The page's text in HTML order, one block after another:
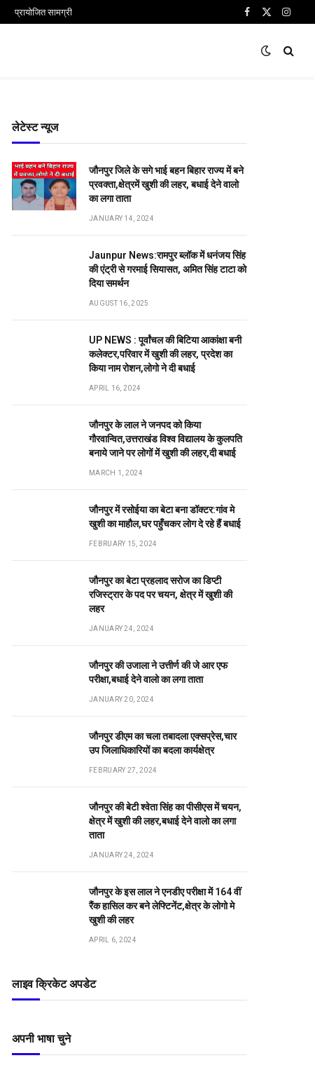
प्रायोजित सामग्री Facebook
X
लेटेस्ट न्यूज
जौनपुर जिले के सगे भाई बहन बिहार राज्य में बने
प्रवक्ता,क्षेत्रमें खुशी की लहर, बधाई देने वालो
का लगा ताता
JANUARY 14, 2024
Jaunpur News:रामपुर ब्लॉक में धनंजय सिंह
की एंट्री से गरमाई सियासत, अमित सिंह टाटा को
दिया समर्थन
AUGUST 16, 2025
UP NEWS : पूर्वांचल की बिटिया आकांक्षा बनी
कलेक्टर,परिवार में खुशी की लहर, प्रदेश का
किया नाम रोशन,लोगो ने दी बधाई
APRIL 16, 2024
जौनपुर के लाल ने जनपद को किया
गौरवान्वित,उत्तराखंड विश्व विद्यालय के कुलपति
बनाये जाने पर लोगों में खुशी की लहर,दी बधाई
MARCH 1, 2024
जौनपुर में रसोईया का बेटा बना डॉक्टर:गांव मे
खुशी का माहौल,घर पहुँचकर लोग दे रहे हैं बधाई
FEBRUARY 15, 2024
जौनपुर का बेटा प्रहलाद सरोज का डिप्टी
रजिस्ट्रार के पद पर चयन, क्षेत्र में खुशी की
लहर
JANUARY 24, 2024
जौनपुर की उजाला ने उत्तीर्ण की जे आर एफ
परीक्षा,बधाई देने वालो का लगा ताता
JANUARY 20, 2024
जौनपुर डीएम का चला तबादला एक्सप्रेस,चार
उप जिलाधिकारियों का बदला कार्यक्षेत्र
FEBRUARY 27, 2024
जौनपुर की बेटी श्वेता सिंह का पीसीएस में चयन,
क्षेत्र में खुशी की लहर,बधाई देने वालो का लगा
ताता
JANUARY 24, 2024
जौनपुर के इस लाल ने एनडीए परीक्षा में 164 वीं
रैंक हासिल कर बने लेफ्टिनेंट,क्षेत्र के लोगो मे
खुशी की लहर
APRIL 6, 2024
लाइव क्रिकेट अपडेट
अपनी भाषा चुने